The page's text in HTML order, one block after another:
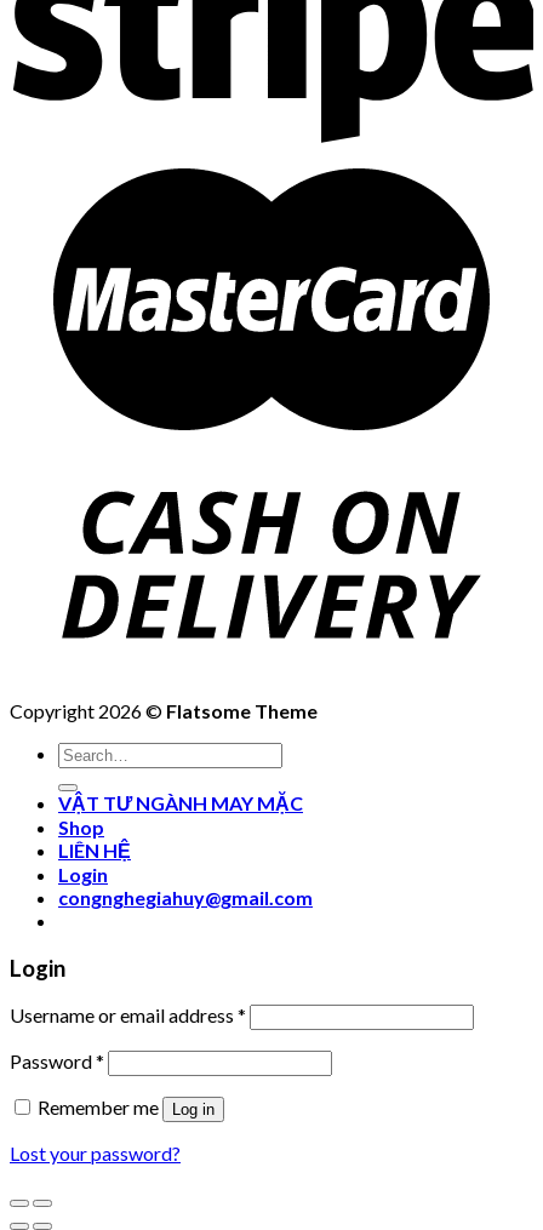
Copyright 2026 © Flatsome Theme
Search
for:
VẬT TƯ NGÀNH MAY MẶC
Shop
LIÊN HỆ
Login
congnghegiahuy@gmail.com
Login
Username or email address *
Password*
Remember me
Log in
Lost your password?